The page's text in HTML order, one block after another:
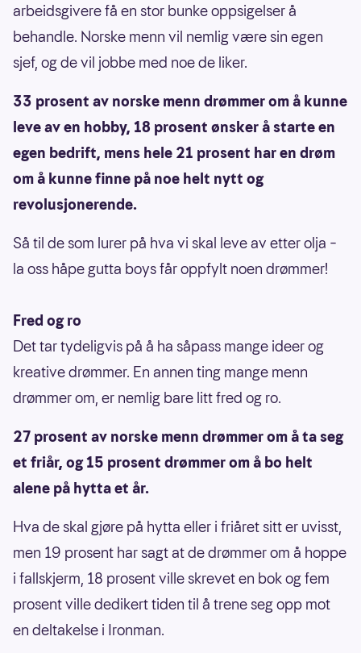
arbeidsgivere få en stor bunke oppsigelser å
behandle. Norske menn vil nemlig være sin egen
sjef, og de vil jobbe med noe de liker.
33 prosent av norske menn drømmer om å kunne
leve av en hobby, 18 prosent ønsker å starte en
egen bedrift, mens hele 21 prosent har en drøm
om å kunne finne på noe helt nytt og
revolusjonerende.
Så til de som lurer på hva vi skal leve av etter olja –
la oss håpe gutta boys får oppfylt noen drømmer!
Fred og ro
Det tar tydeligvis på å ha såpass mange ideer og
kreative drømmer. En annen ting mange menn
drømmer om, er nemlig bare litt fred og ro.
27 prosent av norske menn drømmer om å ta seg
et friår, og 15 prosent drømmer om å bo helt
alene på hytta et år.
Hva de skal gjøre på hytta eller i friåret sitt er uvisst,
men 19 prosent har sagt at de drømmer om å hoppe
i fallskjerm, 18 prosent ville skrevet en bok og fem
prosent ville dedikert tiden til å trene seg opp mot
en deltakelse i Ironman.